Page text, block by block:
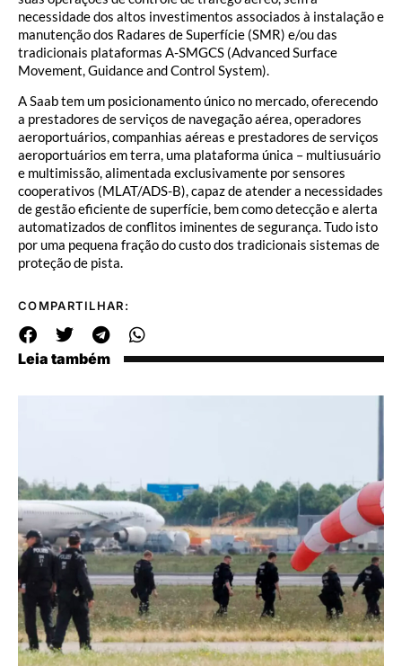
necessidade dos altos investimentos associados à instalação e
manutenção dos Radares de Superfície (SMR) e/ou das
tradicionais plataformas A-SMGCS (Advanced Surface
Movement, Guidance and Control System).
A Saab tem um posicionamento único no mercado, oferecendo
a prestadores de serviços de navegação aérea, operadores
aeroportuários, companhias aéreas e prestadores de serviços
aeroportuários em terra, uma plataforma única – multiusuário
e multimissão, alimentada exclusivamente por sensores
cooperativos (MLAT/ADS-B), capaz de atender a necessidades
de gestão eficiente de superfície, bem como detecção e alerta
automatizados de conflitos iminentes de segurança. Tudo isto
por uma pequena fração do custo dos tradicionais sistemas de
proteção de pista.
COMPARTILHAR:
Leia também